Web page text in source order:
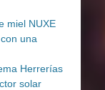
miel NUXE
una
Herrerías
solar